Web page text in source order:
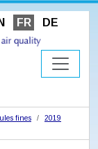
FR DE
fines
2019